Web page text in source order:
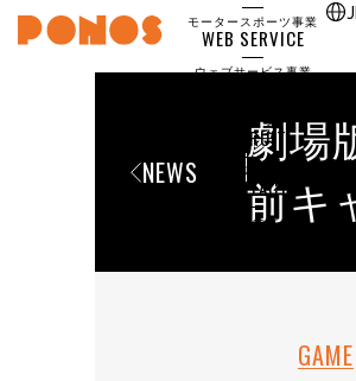
PONOS
モータースポーツ事業
WEB SERVICE
ウェブサービス事業
ニュース
RECRUIT
ポノス採用サイト
CONTACT
お問合せ
NEWS
劇場
前キ
GAME